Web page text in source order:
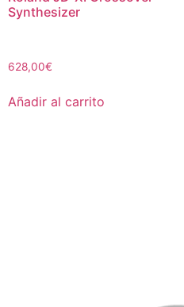
Synthesizer
628,00€
Añadir al carrito